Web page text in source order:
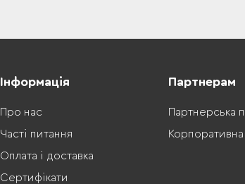
Інформація
Про нас
Часті питання
Оплата і доставка
Сертифікати
Партнерам
Партнерська
Корпоративна